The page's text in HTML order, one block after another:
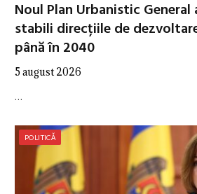
Noul Plan Urbanistic General
stabili direcțiile de
până în 2040
5 august 2026
…
POLITICĂ